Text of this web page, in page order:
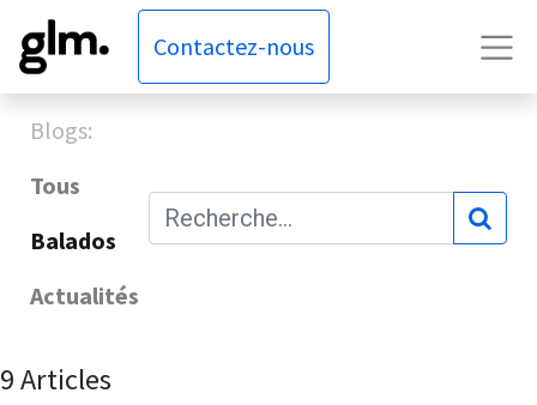
Contactez-nous
Blogs:
Tous
Balados
Actualités
9 Articles